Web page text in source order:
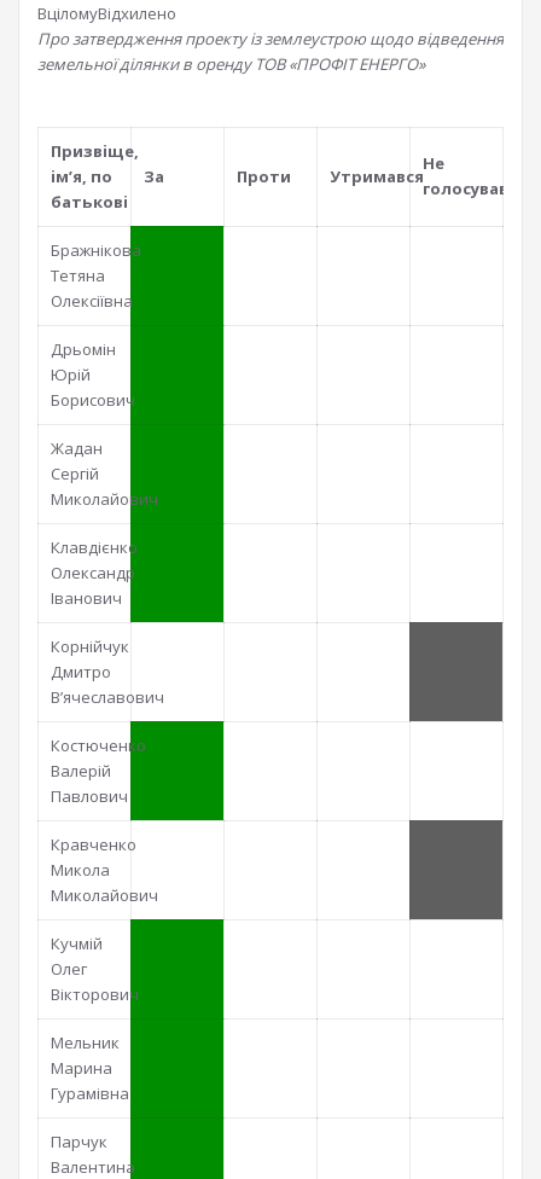
ВціломуВідхилено
Про затвердження проекту із землеустрою щодо відведення
земельної ділянки в оренду ТОВ «ПРОФІТ ЕНЕРГО»
Призвiще,
iм’я, по
батьковi
За Проти Утримався
Не
голосував
Бражнікова
Тетяна
Олексіївна
Дрьомін
Юрій
Борисович
Жадан
Сергій
Миколайович
Клавдієнко
Олександр
Іванович
Корнійчук
Дмитро
В’ячеславович
Костюченко
Валерій
Павлович
Кравченко
Микола
Миколайович
Кучмій
Олег
Вікторович
Мельник
Марина
Гурамівна
Парчук
Валентина